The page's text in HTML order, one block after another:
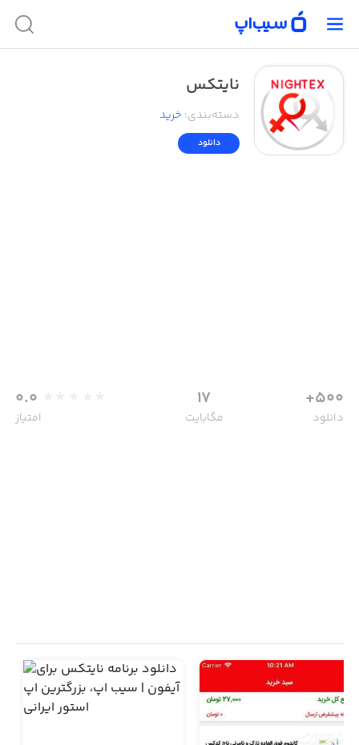
نایتکس
دسته‌بندی: خرید
دانلود
500+
دانلود
17
مگابایت
0.0
امتیاز